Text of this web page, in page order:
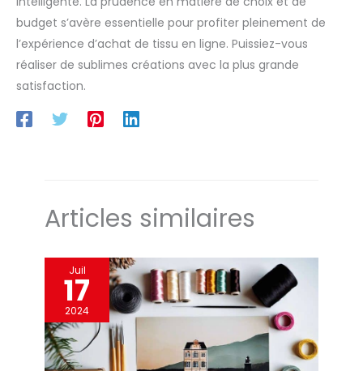
budget s’avère essentielle pour profiter pleinement de
l’expérience d’achat de tissu en ligne. Puissiez-vous
réaliser de sublimes créations avec la plus grande
satisfaction.
Articles similaires
Juil
17
2024